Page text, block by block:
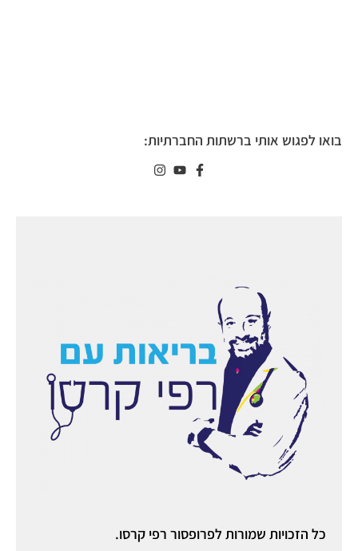
כל הזכויות שמורות לפרופסור רפי קרסו.
בואו לפגוש אותי ברשתות החברתיות: